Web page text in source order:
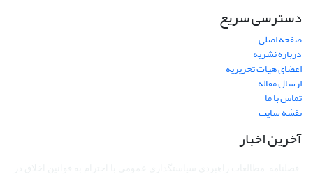
دسترسی سریع
صفحه اصلی
درباره نشریه
اعضای هیات تحریریه
ارسال مقاله
تماس با ما
نقشه سایت
آخرین اخبار